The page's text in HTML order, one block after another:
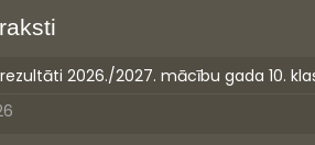
2026./2027. mācību gada 10.